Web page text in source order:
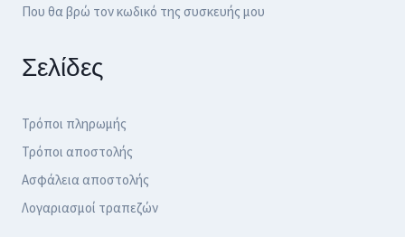
Που θα βρώ τον κωδικό της συσκευής μου
Σελίδες
Τρόποι πληρωμής
Τρόποι αποστολής
Ασφάλεια αποστολής
Λογαριασμοί τραπεζών